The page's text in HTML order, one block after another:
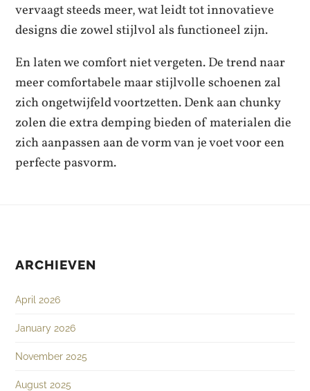
vervaagt steeds meer, wat leidt tot innovatieve
designs die zowel stijlvol als functioneel zijn.
En laten we comfort niet vergeten. De trend naar
meer comfortabele maar stijlvolle schoenen zal
zich ongetwijfeld voortzetten. Denk aan chunky
zolen die extra demping bieden of materialen die
zich aanpassen aan de vorm van je voet voor een
perfecte pasvorm.
ARCHIEVEN
April 2026
January 2026
November 2025
August 2025